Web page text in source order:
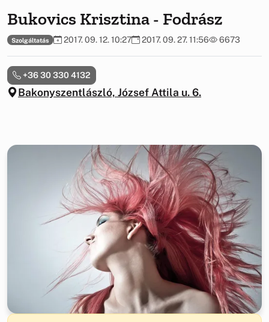
Bukovics Krisztina - Fodrász
Szolgáltatás 2017. 09. 12. 10:27 2017. 09. 27. 11:56 6673
Bakonyszentlászló, József Attila u. 6.
+36 30 330 4132